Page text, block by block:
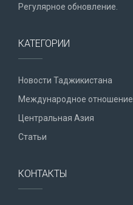
Регулярное обновление.
КАТЕГОРИИ
Новости Таджикистана
Международное отношение
Центральная Азия
Статьи
КОНТАКТЫ